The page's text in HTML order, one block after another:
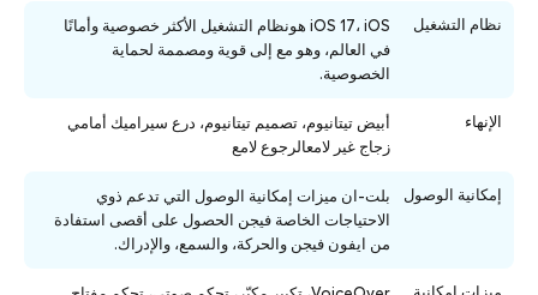
نظام التشغيل
iOS 17، iOS هونظام التشغيل الأكثر خصوصية وأمانًا
في العالم، وهو مع إلى قوية ومصممة لحماية
الخصوصية.
الإنهاء
أبيض تيتانيوم، تصميم تيتانيوم، درع سيراميك أمامي
زجاج غير لامعالرجوع لامع
إمكانية الوصول
بلت-ان ميزات إمكانية الوصول التي تدعم ذوي
الاحتياجات الخاصة فيجن الحصول على أقصى استفادة
من ايفون فيجن والحركة، والسمع، والإدراك.